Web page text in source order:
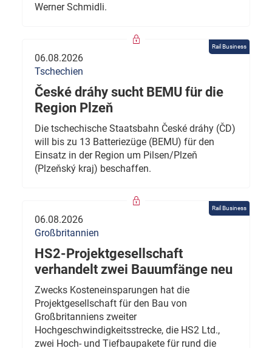
Werner Schmidli.
Rail Business
06.08.2026
Tschechien
České dráhy sucht BEMU für die
Region Plzeň
Die tschechische Staatsbahn České dráhy (ČD)
will bis zu 13 Batteriezüge (BEMU) für den
Einsatz in der Region um Pilsen/Plzeň
(Plzeňský kraj) beschaffen.
Rail Business
06.08.2026
Großbritannien
HS2-Projektgesellschaft
verhandelt zwei Bauumfänge neu
Zwecks Kosteneinsparungen hat die
Projektgesellschaft für den Bau von
Großbritanniens zweiter
Hochgeschwindigkeitsstrecke, die HS2 Ltd.,
zwei Hoch- und Tiefbaupakete für rund die